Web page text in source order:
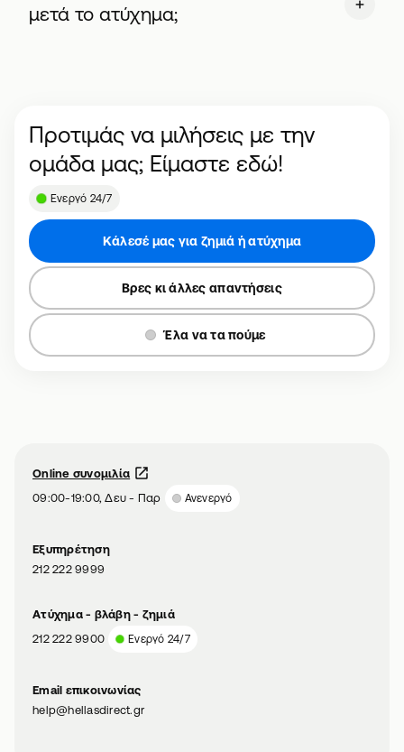
μετά το ατύχημα;
Προτιμάς να μιλήσεις με την
ομάδα μας; Είμαστε εδώ!
Ενεργό 24/7
Κάλεσέ μας για ζημιά ή ατύχημα
Βρες κι άλλες απαντήσεις
Έλα να τα πούμε
Online συνομιλία
09:00-19:00, Δευ - Παρ
Ανενεργό
Εξυπηρέτηση
212 222 9999
Aτύχημα - βλάβη - ζημιά
212 222 9900
Ενεργό 24/7
Email επικοινωνίας
help@hellasdirect.gr